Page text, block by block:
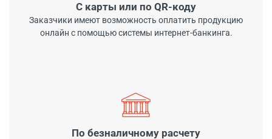
С карты или по QR-коду
Заказчики имеют возможность оплатить продукцию
онлайн с помощью системы интернет-банкинга.
По безналичному расчету